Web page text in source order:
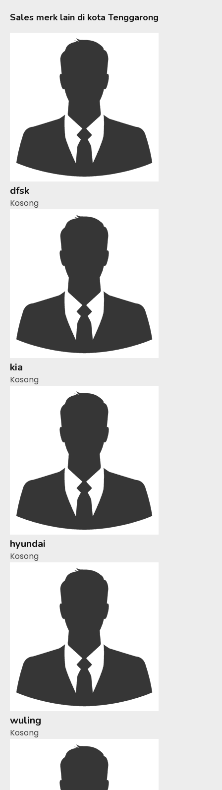
Sales merk lain di kota Tenggarong
dfsk
Kosong
kia
Kosong
hyundai
Kosong
wuling
Kosong